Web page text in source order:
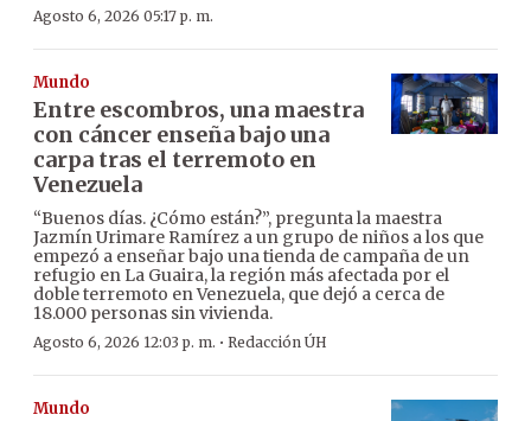
Agosto 6, 2026 05:17 p. m.
Mundo
Entre escombros, una maestra
con cáncer enseña bajo una
carpa tras el terremoto en
Venezuela
“Buenos días. ¿Cómo están?”, pregunta la maestra
Jazmín Urimare Ramírez a un grupo de niños a los que
empezó a enseñar bajo una tienda de campaña de un
refugio en La Guaira, la región más afectada por el
doble terremoto en Venezuela, que dejó a cerca de
18.000 personas sin vivienda.
Agosto 6, 2026 12:03 p. m. · Redacción ÚH
Mundo